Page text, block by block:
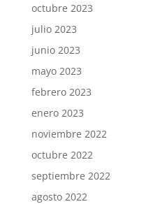
octubre 2023
julio 2023
junio 2023
mayo 2023
febrero 2023
enero 2023
noviembre 2022
octubre 2022
septiembre 2022
agosto 2022